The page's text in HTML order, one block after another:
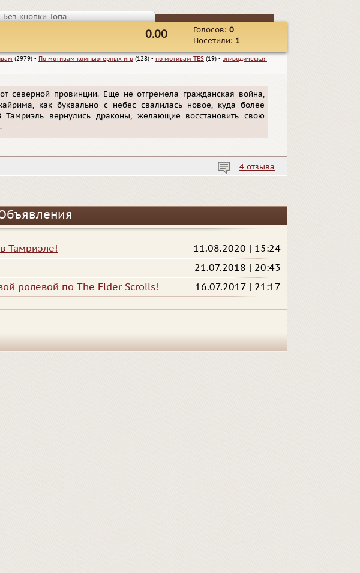
Без кнопки Топа
Голосов: 0
Посетили: 1
0.00
(2979) ▪ По мотивам компьютерных игр (128) ▪ по мотивам TES (19) ▪ эпизодическая
северной провинции. Еще не отгремела гражданская война,
как буквально с небес свалилась новое, куда более
Тамриэль вернулись драконы, желающие восстановить свою
4 отзыва
Тамриэле!
11.08.2020 | 15:24
21.07.2018 | 20:43
ролевой по The Elder Scrolls!
16.07.2017 | 21:17